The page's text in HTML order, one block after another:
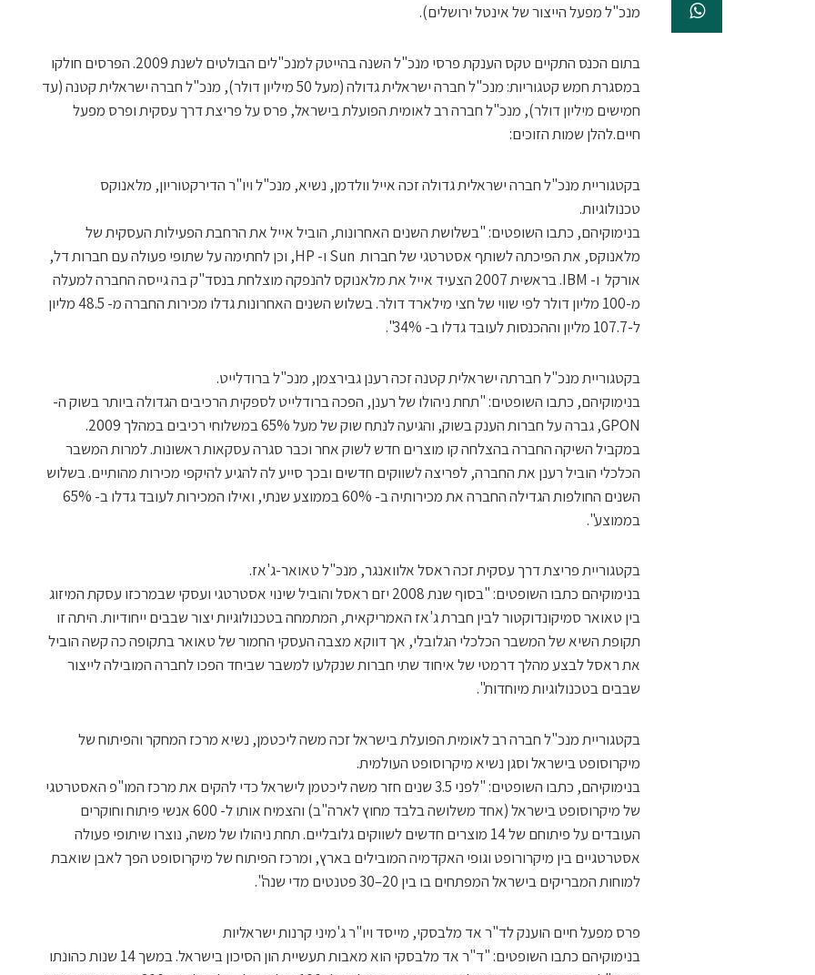
מנכ"ל מפעל הייצור של אינטל ירושלים).
בתום הכנס התקיים טקס הענקת פרסי מנכ"ל השנה בהייטק למנכ"לים הבולטים לשנת 2009. הפרסים חולקו
במסגרת חמש קטגוריות: מנכ"ל חברה ישראלית גדולה (מעל 50 מיליון דולר), מנכ"ל חברה ישראלית קטנה (עד
חמישים מיליון דולר), מנכ"ל חברה רב לאומית הפועלת בישראל, פרס על פריצת דרך עסקית ופרס מפעל
חיים.להלן שמות הזוכים:
בקטגוריית מנכ"ל חברה ישראלית גדולה זכה אייל וולדמן, נשיא, מנכ"ל ויו"ר הדירקטוריון, מלאנוקס
טכנולוגיות.
בנימוקיהם, כתבו השופטים: "בשלושת השנים האחרונות, הוביל אייל את הרחבת הפעילות העסקית של
מלאנוקס, את הפיכתה לשותף אסטרטגי של חברות Sun ו- HP, וכן לחתימה על שתופי פעולה עם חברות דל,
אורקל ו- IBM. בראשית 2007 הצעיד אייל את מלאנוקס להנפקה מוצלחת בנסד"ק בה גייסה החברה למעלה
מ-100 מליון דולר לפי שווי של חצי מילארד דולר. בשלוש השנים האחרונות גדלו מכירות החברה מ- 48.5 מליון
ל-107.7 מליון וההכנסות לעובד גדלו ב- 34%".
בקטגוריית מנכ"ל חברתה ישראלית קטנה זכה רענן גבירצמן, מנכ"ל ברודלייט.
בנימוקיהם, כתבו השופטים: "תחת ניהולו של רענן, הפכה ברודלייט לספקית הרכיבים הגדולה ביותר בשוק ה-
GPON, גברה על חברות הענק בשוק, והגיעה לנתח שוק של מעל 65% במשלוחי רכיבים במהלך 2009.
במקביל השיקה החברה בהצלחה קו מוצרים חדש לשוק אחר וכבר סגרה עסקאות ראשונות. למרות המשבר
הכלכלי הוביל רענן את החברה, לפריצה לשווקים חדשים ובכך סייע לה להגיע להיקפי מכירות מהותיים. בשלוש
השנים החולפות הגדילה החברה את מכירותיה ב- 60% בממוצע שנתי, ואילו המכירות לעובד גדלו ב- 65%
בממוצע".
בקטגוריית פריצת דרך עסקית זכה ראסל אלוואנגר, מנכ"ל טאואר-ג'אז.
בנימוקיהם כתבו השופטים: "בסוף שנת 2008 יזם ראסל והוביל שינוי אסטרטגי ועסקי שבמרכזו עסקת המיזוג
בין טאואר סמיקונדוקטור לבין חברת ג'אז האמריקאית, המתמחה בטכנולוגיות יצור שבבים ייחודיות. היתה זו
תקופת השיא של המשבר הכלכלי הגלובלי, אך דווקא מצבה העסקי החמור של טאואר בתקופה כה קשה הוביל
את ראסל לבצע מהלך דרמטי של איחוד שתי חברות שנקלעו למשבר שביחד הפכו לחברה המובילה לייצור
שבבים בטכנולוגיות מיוחדות".
בקטגוריית מנכ"ל חברה רב לאומית הפועלת בישראל זכה משה ליכטמן, נשיא מרכז המחקר והפיתוח של
מיקרוסופט בישראל וסגן נשיא מיקרוסופט העולמית.
בנימוקיהם, כתבו השופטים: "לפני 3.5 שנים חזר משה ליכטמן לישראל כדי להקים את מרכז המו"פ האסטרטגי
של מיקרוסופט בישראל (אחד משלושה בלבד מחוץ לארה"ב) והצמיח אותו ל- 600 אנשי פיתוח וחוקרים
העובדים על פיתוחם של 14 מוצרים חדשים לשווקים גלובליים. תחת ניהולו של משה, נוצרו שיתופי פעולה
אסטרטגיים בין מיקרורופט וגופי האקדמיה המובילים בארץ, ומרכז הפיתוח של מיקרוסופט הפך לאבן שואבת
למוחות המבריקים בישראל המפתחים בו בין 20–30 פטנטים מדי שנה".
פרס מפעל חיים הוענק לד"ר אד מלבסקי, מייסד ויו"ר ג'מיני קרנות ישראליות
בנימוקיהם כתבו השופטים: "ד"ר אד מלבסקי הוא מאבות תעשיית הון הסיכון בישראל. במשך 14 שנות כהונתו